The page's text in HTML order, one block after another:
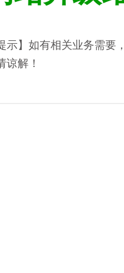
示】如有相关业务需要
谅解！